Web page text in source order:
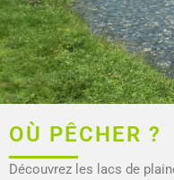
OÙ PÊCHER ?
Découvrez les lacs de